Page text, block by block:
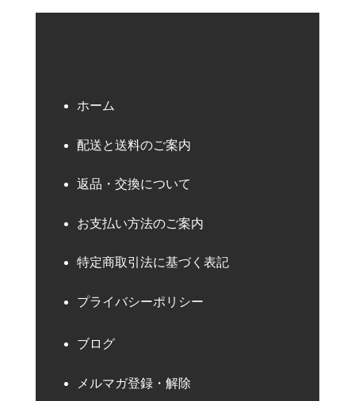
ホーム
配送と送料のご案内
返品・交換について
お支払い方法のご案内
特定商取引法に基づく表記
プライバシーポリシー
ブログ
メルマガ登録・解除